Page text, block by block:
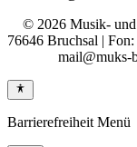
© 2026 Musik- und
76646 Bruchsal |
mail@muks-
Barrierefreiheit Menü